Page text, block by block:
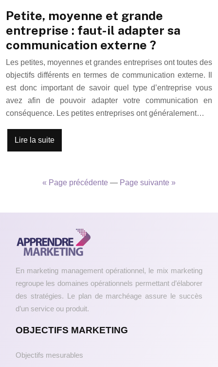
Petite, moyenne et grande
entreprise : faut-il adapter sa
communication externe ?
Les petites, moyennes et grandes entreprises ont toutes des
objectifs différents en termes de communication externe. Il
est donc important de savoir quel type d’entreprise vous
avez afin de pouvoir adapter votre communication en
conséquence. Les petites entreprises ont généralement…
Lire la suite
« Page précédente — Page suivante »
En marketing management opérationnel, le mix marketing
regroupe les domaines opérationnels permettant d’élaborer
des stratégies. Le plan de marchéage assure le succès
d’un service ou produit.
OBJECTIFS MARKETING
Objectifs mesurables